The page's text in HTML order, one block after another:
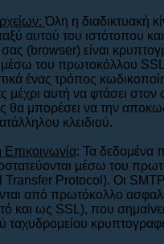
Όλη η διαδικτυακή
αυτού του ιστότοπου
(browser) είναι
μέσω του πρωτοκόλλου
ένας τρόπος
μέχρι αυτή να φτάσει στον
θα μπορέσει να την
κλειδιού.
Επικοινωνία: Τα δεδομένα
μέσω του
Protocol). Οι SMTP
από πρωτόκολλο
και ως SSL), που σημαίνει
ταχυδρομείου